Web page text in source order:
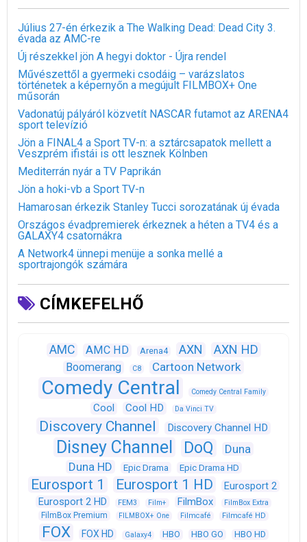
Július 27-én érkezik a The Walking Dead: Dead City 3.
évada az AMC-re
Új részekkel jön A hegyi doktor - Újra rendel
Művészettől a gyermeki csodáig – varázslatos
történetek a képernyőn a megújult FILMBOX+ One
műsorán
Vadonatúj pályáról közvetít NASCAR futamot az ARENA4
sport televízió
Jön a FINAL4 a Sport TV-n: a sztárcsapatok mellett a
Veszprém ifistái is ott lesznek Kölnben
Mediterrán nyár a TV Paprikán
Jön a hoki-vb a Sport TV-n
Hamarosan érkezik Stanley Tucci sorozatának új évada
Országos évadpremierek érkeznek a héten a TV4 és a
GALAXY4 csatornákra
A Network4 ünnepi menüje a sonka mellé a
sportrajongók számára
CÍMKEFELHŐ
AMC AMC HD Arena4 AXN AXN HD
Boomerang C8 Cartoon Network
Comedy Central Comedy Central Family
Cool Cool HD Da Vinci TV
Discovery Channel Discovery Channel HD
Disney Channel DoQ
Duna
Duna HD
Epic Drama Epic Drama HD
Eurosport 1 Eurosport 1 HD
Eurosport 2
Eurosport 2 HD
FEM3 Film+ FilmBox FilmBox Extra
FilmBox Premium FILMBOX+ One Filmcafé Filmcafé HD
FOX FOX HD Galaxy4 HBO HBO GO HBO HD